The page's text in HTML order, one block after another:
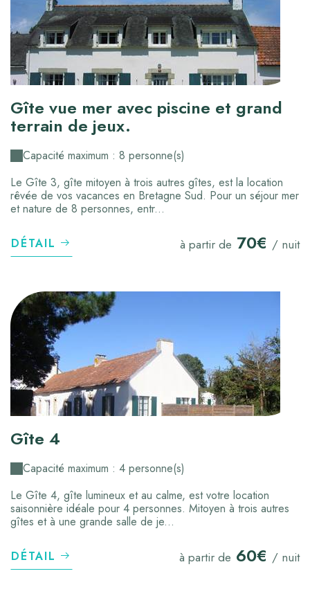
Gîte vue mer avec piscine et grand
terrain de jeux.
Capacité maximum : 8 personne(s)
Le Gîte 3, gîte mitoyen à trois autres gîtes, est la location
rêvée de vos vacances en Bretagne Sud. Pour un séjour mer
et nature de 8 personnes, entr...
DÉTAIL à partir de 70€ / nuit
Gîte 4
Capacité maximum : 4 personne(s)
Le Gîte 4, gîte lumineux et au calme, est votre location
saisonnière idéale pour 4 personnes. Mitoyen à trois autres
gîtes et à une grande salle de je...
DÉTAIL à partir de 60€ / nuit